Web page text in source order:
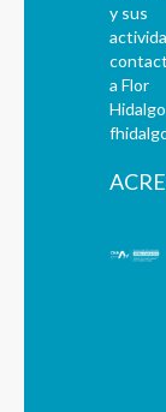
y sus
a Flor
Hidalgo